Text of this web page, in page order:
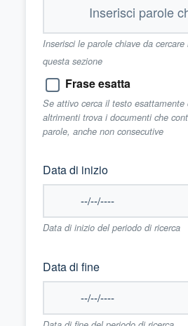
Inserisci le parole chiave da
questa sezione
Frase esatta
Se attivo cerca il testo esattamente
altrimenti trova i documenti che
parole, anche non consecutive
Data di inizio
Data di inizio del periodo di ricerca
Data di fine